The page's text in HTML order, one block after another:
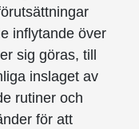
inflytande över
sig göras, till
inslaget av
rutiner och
för att